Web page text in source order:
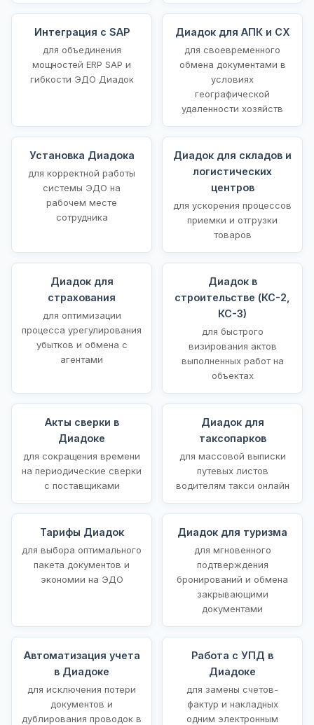
Интеграция с SAP
для объединения
мощностей ERP SAP и
гибкости ЭДО Диадок
Диадок для АПК и СХ
для своевременного
обмена документами в
условиях
географической
удаленности хозяйств
Установка Диадока
для корректной работы
системы ЭДО на
рабочем месте
сотрудника
Диадок для складов и
логистических
центров
для ускорения процессов
приемки и отгрузки
товаров
Диадок для
страхования
для оптимизации
процесса урегулирования
убытков и обмена с
агентами
Диадок в
строительстве (КС-2,
КС-3)
для быстрого
визирования актов
выполненных работ на
объектах
Акты сверки в
Диадоке
для сокращения времени
на периодические сверки
с поставщиками
Диадок для
таксопарков
для массовой выписки
путевых листов
водителям такси онлайн
Тарифы Диадок
для выбора оптимального
пакета документов и
экономии на ЭДО
Диадок для туризма
для мгновенного
подтверждения
бронирований и обмена
закрывающими
документами
Автоматизация учета
в Диадоке
для исключения потери
документов и
дублирования проводок в
Работа с УПД в
Диадоке
для замены счетов-
фактур и накладных
одним электронным